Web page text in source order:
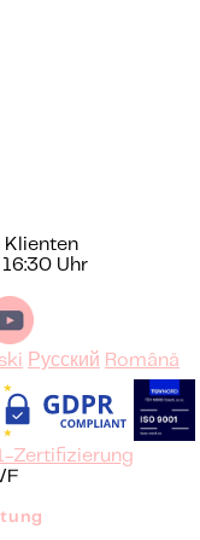
Klienten
Uhr
Русский Română
Zertifizierung